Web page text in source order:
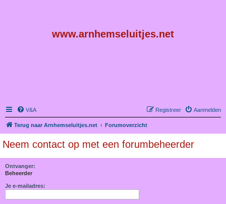
www.arnhemseluitjes.net
V&A Aanmelden
Registreer
Terug naar Arnhemseluitjes.net Forumoverzicht
Neem contact op met een forumbeheerder
Ontvanger:
Beheerder
Je e-mailadres: